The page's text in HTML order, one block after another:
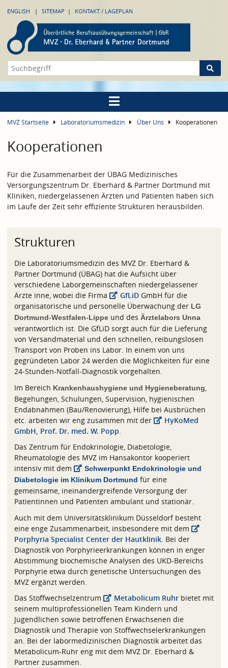
ENGLISH SITEMAP KONTAKT / LAGEPLAN
MVZ Startseite Laboratoriumsmedizin Über Uns Kooperationen
Kooperationen
Für die Zusammenarbeit der ÜBAG Medizinisches
Versorgungszentrum Dr. Eberhard & Partner Dortmund mit
Kliniken, niedergelassenen Ärzten und Patienten haben sich
im Laufe der Zeit sehr effiziente Strukturen herausbilden.
Strukturen
Die Laboratoriumsmedizin des MVZ Dr. Eberhard &
Partner Dortmund (ÜBAG) hat die Aufsicht über
verschiedene Laborgemeinschaften niedergelassener
Ärzte inne, wobei die Firma
GfLiD GmbH für die
organisatorische und personelle Überwachung der LG
Dortmund-Westfalen-Lippe und des Ärztelabors Unna
verantwortlich ist. Die GfLiD sorgt auch für die Lieferung
von Versandmaterial und den schnellen, reibungslosen
Transport von Proben ins Labor. In einem von uns
gegründeten Labor 24 werden die Möglichkeiten für eine
24-Stunden-Notfall-Diagnostik vorgehalten.
Im Bereich Krankenhaushygiene und Hygieneberatung
Begehungen, Schulungen, Supervision, hygienischen
Endabnahmen (Bau/Renovierung), Hilfe bei Ausbrüchen
etc. arbeiten wir eng zusammen mit der
HyKoMed
GmbH, Prof. Dr. med. W. Popp
Das Zentrum für Endokrinologie, Diabetologie,
Rheumatologie des MVZ im Hansakontor kooperiert
intensiv mit dem
Schwerpunkt Endokrinologie und
Diabetologie im Klinikum Dortmund für eine
gemeinsame, ineinandergreifende Versorgung der
Patientinnen und Patienten ambulant und stationär.
Auch mit dem Universitätsklinikum Düsseldorf besteht
eine enge Zusammenarbeit, insbesondere mit dem
Porphyria Specialist Center der Hautklinik . Bei der
Diagnostik von Porphyrieerkrankungen können in enger
Abstimmung biochemische Analysen des UKD-Bereichs
Porphyrie etwa durch genetische Untersuchungen des
MVZ ergänzt werden.
Das Stoffwechselzentrum
Metabolicum Ruhr bietet mit
seinem multiprofessionellen Team Kindern und
Jugendlichen sowie betroffenen Erwachsenen die
Diagnostik und Therapie von Stoffwechselerkrankungen
an. Bei der labormedizinischen Diagnostik arbeitet das
Metabolicum-Ruhr eng mit dem MVZ Dr. Eberhard &
Partner zusammen.